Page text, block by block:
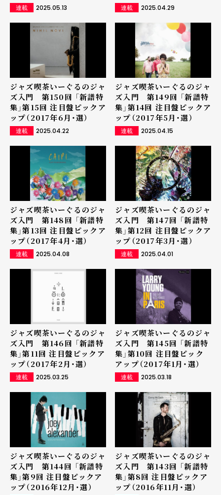
連載 2025.05.13 連載 2025.04.29
ジャズ喫茶いーぐるのジャ
ズ入門 第150回 「新譜特
集」第15回 注目盤ピックア
ップ（2017年6月・選）
連載 2025.04.22
ジャズ喫茶いーぐるのジャ
ズ入門 第149回 「新譜特
集」第14回 注目盤ピックア
ップ（2017年5月・選）
連載 2025.04.15
ジャズ喫茶いーぐるのジャ
ズ入門 第148回 「新譜特
集」第13回 注目盤ピックア
ップ（2017年4月・選）
連載 2025.04.08
ジャズ喫茶いーぐるのジャ
ズ入門 第147回 「新譜特
集」第12回 注目盤ピックア
ップ（2017年3月・選）
連載 2025.04.01
ジャズ喫茶いーぐるのジャ
ズ入門 第146回 「新譜特
集」第11回 注目盤ピックア
ップ（2017年2月・選）
連載 2025.03.25
ジャズ喫茶いーぐるのジャ
ズ入門 第145回 「新譜特
集」第10回 注目盤ピック
アップ（2017年1月・選）
連載 2025.03.18
ジャズ喫茶いーぐるのジャ
ズ入門 第144回 「新譜特
集」第9回 注目盤ピックア
ップ（2016年12月・選）
ジャズ喫茶いーぐるのジャ
ズ入門 第143回 「新譜特
集」第8回 注目盤ピックア
ップ（2016年11月・選）